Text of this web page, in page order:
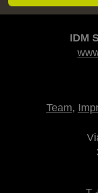
IDM
Team,